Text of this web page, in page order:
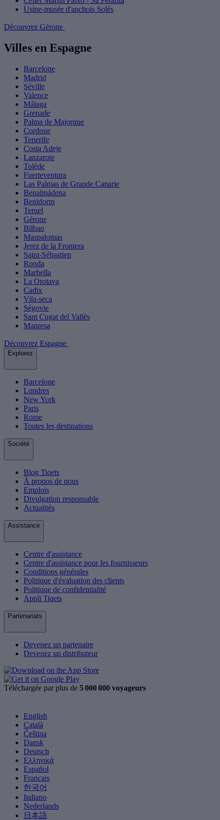
Usine-musée d'anchois Solés
Découvrez Gérone
Villes en Espagne
Barcelone
Madrid
Séville
Valence
Málaga
Grenade
Palma de Majorque
Cordoue
Tenerife
Costa Adeje
Lanzarote
Tolède
Fuerteventura
Las Palmas de Grande Canarie
Benalmádena
Benidorm
Teruel
Gérone
Bilbao
Maspalomas
Jerez de la Frontera
Saint-Sébastien
Ronda
Marbella
La Orotava
Cadix
Vila-seca
Ségovie
Sant Cugat del Vallès
Manresa
Découvrez Espagne
Explorez
Barcelone
Londres
New York
Paris
Rome
Toutes les destinations
Société
Blog Tiqets
À propos de nous
Emplois
Divulgation responsable
Actualités
Assistance
Centre d'assistance
Centre d'assistance pour les fournisseurs
Conditions générales
Politique d'évaluation des clients
Politique de confidentialité
Appli Tiqets
Partenariats
Devenez un partenaire
Devenez un distributeur
Téléchargée par plus de 5 000 000 voyageurs
English
Català
Čeština
Dansk
Deutsch
Ελληνικά
Español
Français
한국어
Italiano
Nederlands
日本語